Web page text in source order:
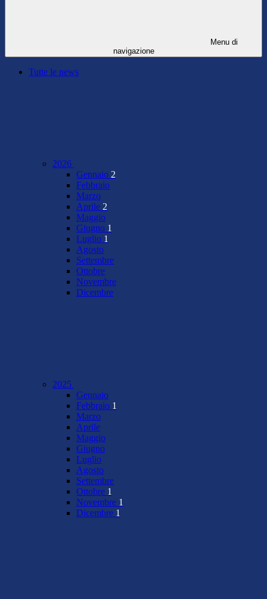
Menu di
navigazione
Tutte le news
2026
Gennaio 2
Febbraio
Marzo
Aprile 2
Maggio
Giugno 1
Luglio 1
Agosto
Settembre
Ottobre
Novembre
Dicembre
2025
Gennaio
Febbraio 1
Marzo
Aprile
Maggio
Giugno
Luglio
Agosto
Settembre
Ottobre 1
Novembre 1
Dicembre 1